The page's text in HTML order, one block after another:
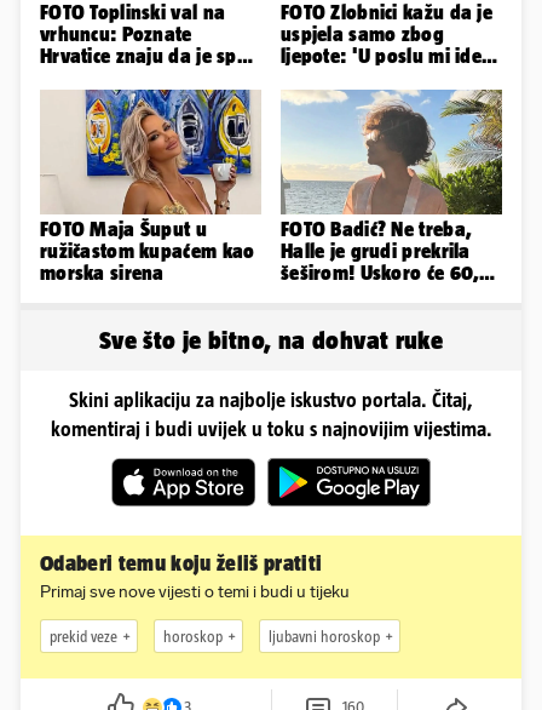
FOTO Toplinski val na
vrhuncu: Poznate
Hrvatice znaju da je spas
FOTO Zlobnici kažu da je
uspjela samo zbog
ljepote: 'U poslu mi ide
FOTO Maja Šuput u
ružičastom kupaćem kao
morska sirena
FOTO Badić? Ne treba,
Halle je grudi prekrila
šeširom! Uskoro će 60,
Sve što je bitno, na dohvat ruke
Skini aplikaciju za najbolje iskustvo portala. Čitaj,
komentiraj i budi uvijek u toku s najnovijim vijestima.
Odaberi temu koju želiš pratiti
Primaj sve nove vijesti o temi i budi u tijeku
prekid veze horoskop ljubavni horoskop